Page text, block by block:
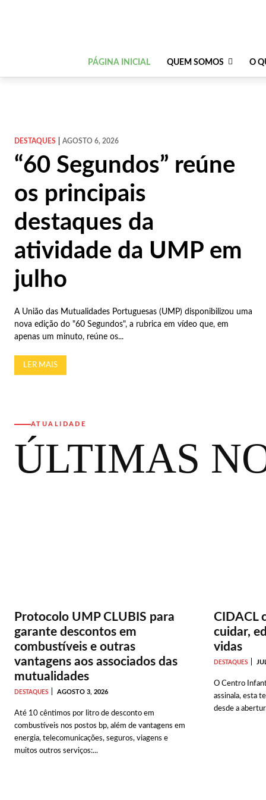
PÁGINA INICIAL QUEM SOMOS O
DESTAQUES AGOSTO 6, 2026
“60 Segundos” reúne
os principais
destaques da
atividade da UMP em
julho
A União das Mutualidades Portuguesas (UMP) disponibilizou uma
nova edição do "60 Segundos", a rubrica em vídeo que, em
apenas um minuto, reúne os...
LER MAIS
ATUALIDADE
ÚLTIMAS
Protocolo UMP CLUBIS para
garante descontos em
combustíveis e outras
vantagens aos associados das
mutualidades
DESTAQUES AGOSTO 3, 2026
Até 10 cêntimos por litro de desconto em
combustíveis nos postos bp, além de vantagens em
energia, telecomunicações, seguros, viagens e
muitos outros serviços:...
CIDACL
cuidar,
vidas
DESTAQUES
O Centro
assinala, esta
desde a